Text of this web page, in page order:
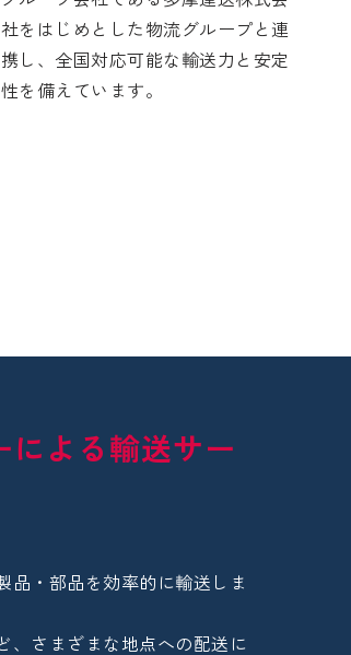
社をはじめとした物流グループと連
携し、全国対応可能な輸送力と安定
性を備えています。
よる輸送サー
品・部品を効率的に輸送しま
、さまざまな地点への配送に